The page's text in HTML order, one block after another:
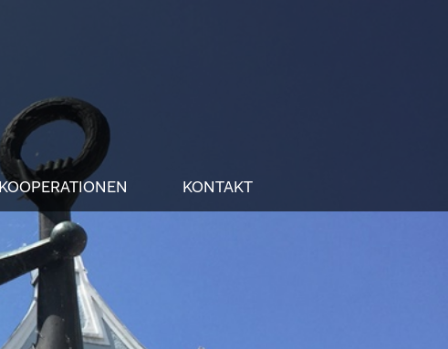
KOOPERATIONEN KONTAKT